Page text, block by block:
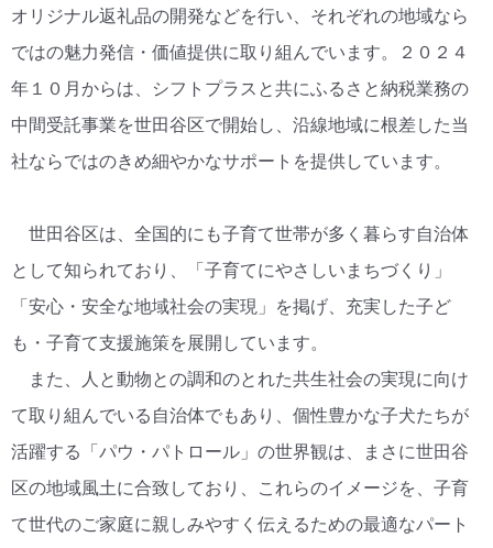
オリジナル返礼品の開発などを行い、それぞれの地域なら
ではの魅力発信・価値提供に取り組んでいます。２０２４
年１０月からは、シフトプラスと共にふるさと納税業務の
中間受託事業を世田谷区で開始し、沿線地域に根差した当
社ならではのきめ細やかなサポートを提供しています。
世田谷区は、全国的にも子育て世帯が多く暮らす自治体
として知られており、「子育てにやさしいまちづくり」
「安心・安全な地域社会の実現」を掲げ、充実した子ど
も・子育て支援施策を展開しています。
また、人と動物との調和のとれた共生社会の実現に向け
て取り組んでいる自治体でもあり、個性豊かな子犬たちが
活躍する「パウ・パトロール」の世界観は、まさに世田谷
区の地域風土に合致しており、これらのイメージを、子育
て世代のご家庭に親しみやすく伝えるための最適なパート